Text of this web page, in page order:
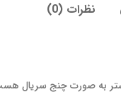
نظرات (0)
به صورت چنج سریال